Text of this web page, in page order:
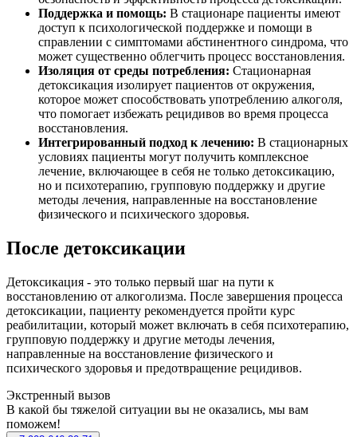
Поддержка и помощь: В стационаре пациенты имеют
доступ к психологической поддержке и помощи в
справлении с симптомами абстинентного синдрома, что
может существенно облегчить процесс восстановления.
Изоляция от среды потребления: Стационарная
детоксикация изолирует пациентов от окружения,
которое может способствовать употреблению алкоголя,
что помогает избежать рецидивов во время процесса
восстановления.
Интегрированный подход к лечению: В стационарных
условиях пациенты могут получить комплексное
лечение, включающее в себя не только детоксикацию,
но и психотерапию, групповую поддержку и другие
методы лечения, направленные на восстановление
физического и психического здоровья.
После детоксикации
Детоксикация - это только первый шаг на пути к
восстановлению от алкоголизма. После завершения процесса
детоксикации, пациенту рекомендуется пройти курс
реабилитации, который может включать в себя психотерапию,
групповую поддержку и другие методы лечения,
направленные на восстановление физического и
психического здоровья и предотвращение рецидивов.
Экстренный вызов
В какой бы тяжелой ситуации вы не оказались, мы вам
поможем!